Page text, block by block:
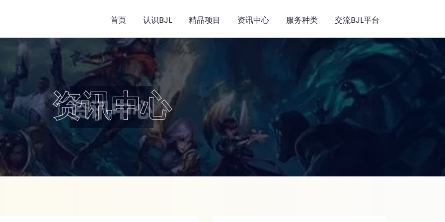
首页 认识BJL 精品项目 资讯中心 服务种类 交流BJL平台
资讯中心